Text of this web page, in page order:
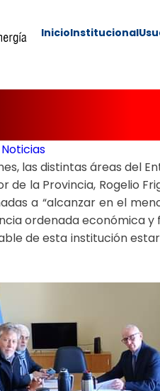
InicioInstitucional
Noticias
las distintas áreas del
de la Provincia, Rogelio
a “alcanzar en el
ordenada económica y
de esta institución